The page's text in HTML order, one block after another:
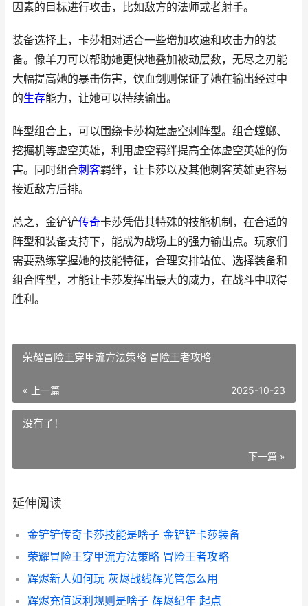
因素的目标进行攻击，比如敌方的法师或者射手。
装备选择上，卡莎相对适合一些增加攻速和攻击力的装
备。像羊刀可以帮助她更快地叠加被动层数，无尽之刃能
大幅提高她的暴击伤害，饮血剑则保证了她在输出经过中
的生存能力，让她可以持续输出。
阵型组合上，可以围绕卡莎构建虚空刺阵型。组合螳螂、
挖掘机等虚空英雄，利用虚空羁绊提高全体虚空英雄的伤
害。同时组合刺客羁绊，让卡莎以及其他刺客英雄更容易
接近敌方后排。
总之，金铲铲传奇卡莎凭借其特殊的技能机制，在合适的
阵型和装备支持下，能成为战场上的强力输出点。玩家们
需要熟练掌握她的技能特征，合理安排站位、选择装备和
组合阵型，才能让卡莎发挥出最大的威力，在战斗中取得
胜利。
荣耀冒险王穿甲流方法策略 冒险王者攻略
« 上一篇 2025-10-23
没有了！
下一篇 »
延伸阅读
金铲铲传奇卡莎技能是啥子 金铲铲卡莎装备
荣耀冒险王穿甲流方法策略 冒险王者攻略
辉烬新人如何玩 灰烬战线辉光管怎么用
辉烬充值返利规则是啥子 辉烬纪年 起点